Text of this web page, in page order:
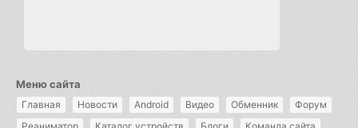
Меню сайта
Главная Новости Android Видео Обменник
Форум